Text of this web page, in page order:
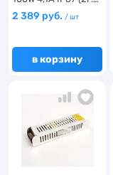
2 389 руб. / шт
в корзину